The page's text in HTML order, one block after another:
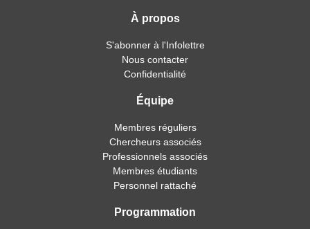
À propos
S'abonner à l'Infolettre
Nous contacter
Confidentialité
Équipe
Membres réguliers
Chercheurs associés
Professionnels associés
Membres étudiants
Personnel rattaché
Programmation